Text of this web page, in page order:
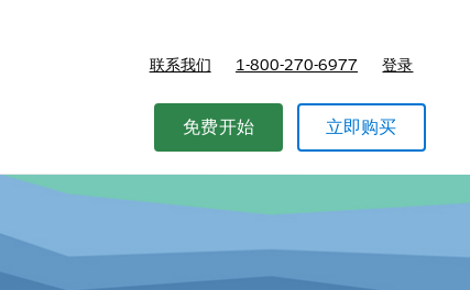
联系我们 1-800-270-6977 登录
免费开始 立即购买